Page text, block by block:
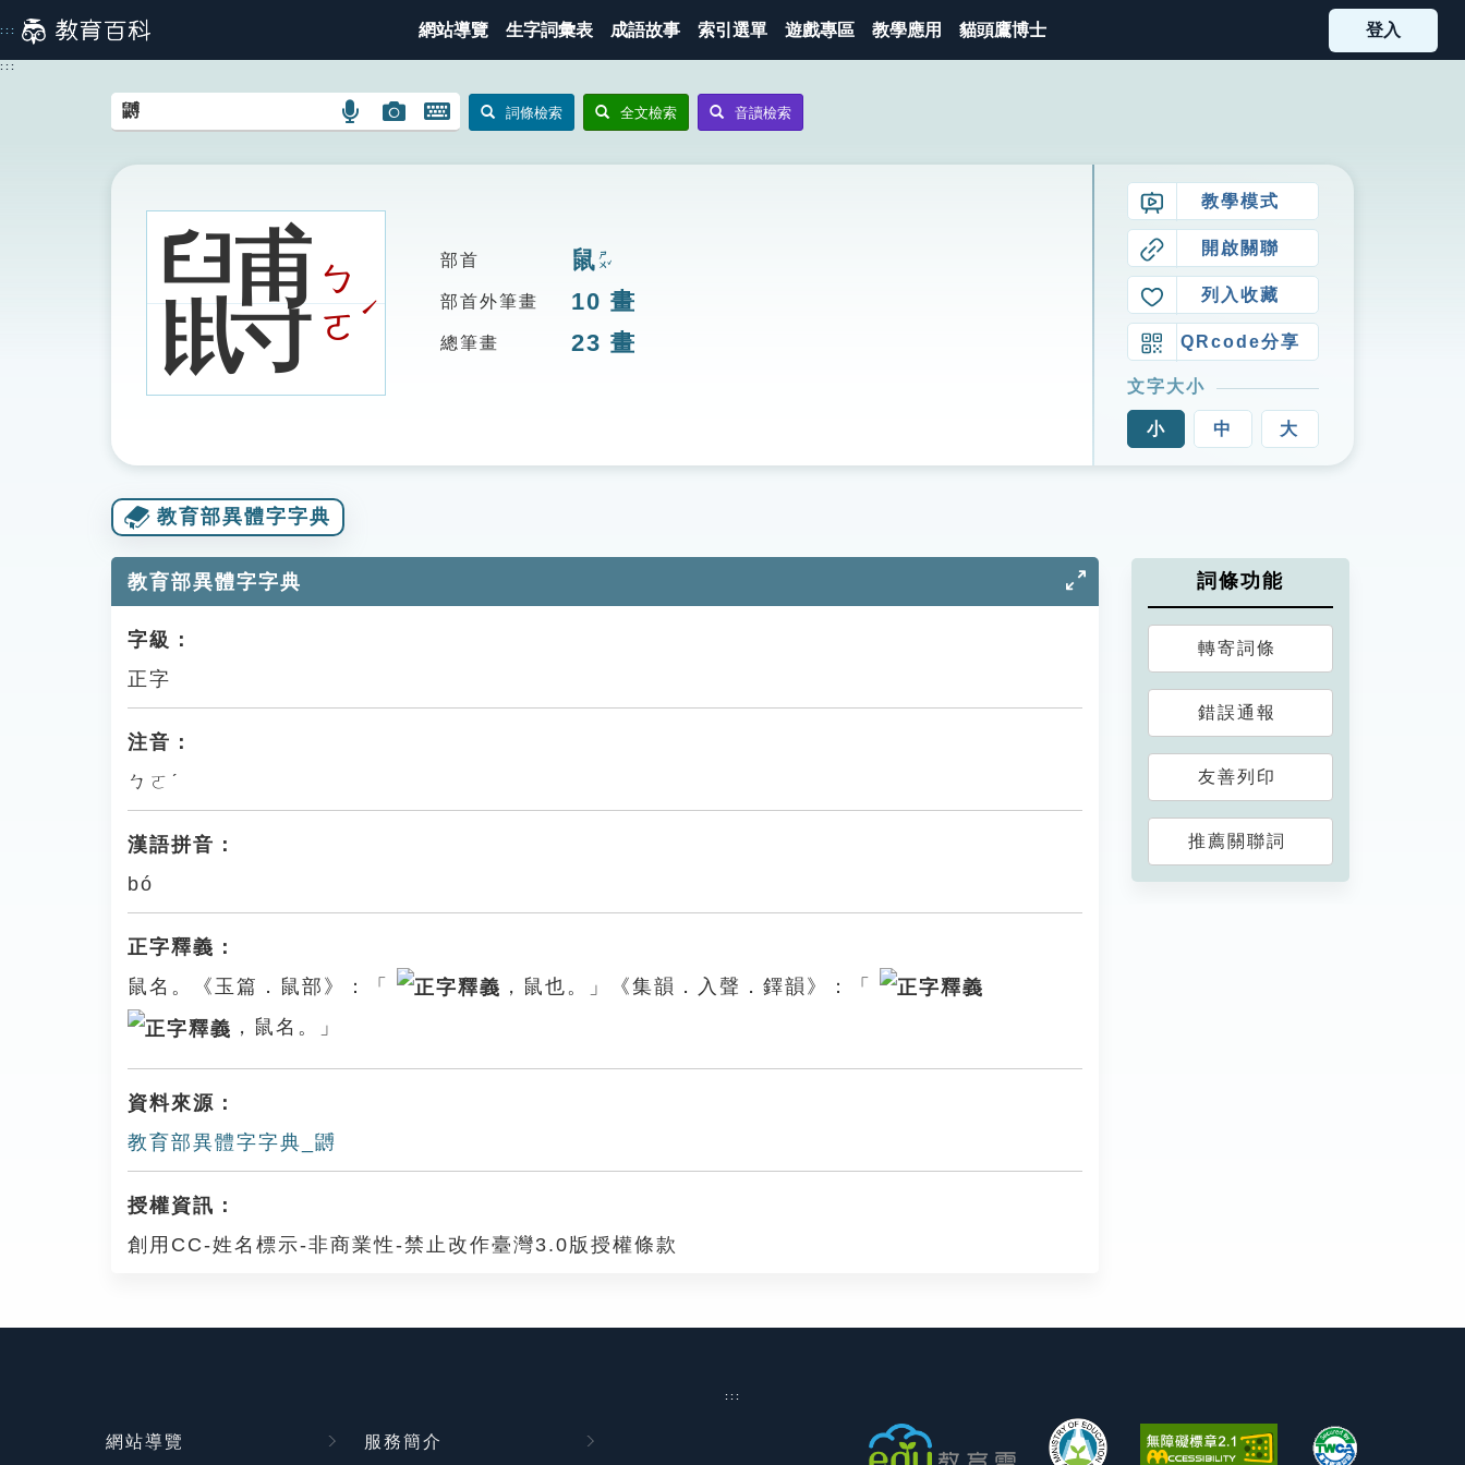
到
主
::: 網站導覽 生字詞彙表 成語故事 索引選單 遊戲專區 教學應用 貓頭鷹博士 登入
:::
語
搜
圖
圖
搜
開
鍵
詞條檢索 全文檢索 音讀檢索
䶈ㄅ
ㄛ
ˊ
部首 鼠ㄕㄨˇ
部首外筆畫 10 畫
總筆畫 23 畫
教學模式
開啟關聯
列入收藏
QRcode分享
文字大小
小 中 大
教育部異體字字典
教育部異體字字典
字級：
正字
注音：
ㄅㄛˊ
漢語拼音：
bó
正字釋義：
鼠名。《玉篇．鼠部》：「
，鼠也。」《集韻．入聲．鐸韻》：「
，鼠名。」
資料來源：
教育部異體字字典_䶈
授權資訊：
創用CC-姓名標示-非商業性-禁止改作臺灣3.0版授權條款
詞條功能
轉寄詞條
錯誤通報
友善列印
推薦關聯詞
:::
網站導覽 服務簡介